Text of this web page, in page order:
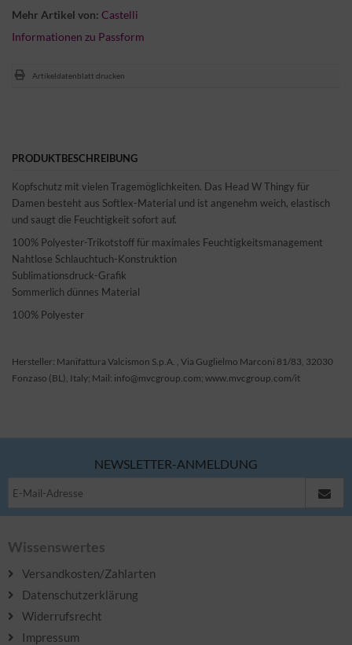
Mehr Artikel von: Castelli
Informationen zu Passform
Artikeldatenblatt drucken
PRODUKTBESCHREIBUNG
Kopfschutz mit vielen Tragemöglichkeiten. Das Head W Thingy für
Damen besteht aus Softlex-Material und ist angenehm weich, elastisch
und saugt die Feuchtigkeit sofort auf.
100% Polyester-Trikotstoff für maximales Feuchtigkeitsmanagement
Nahtlose Schlauchtuch-Konstruktion
Sublimationsdruck-Grafik
Sommerlich dünnes Material
100% Polyester
Hersteller: Manifattura Valcismon S.p.A. , Via Guglielmo Marconi 81/83, 32030
Fonzaso (BL), Italy; Mail: info@mvcgroup.com; www.mvcgroup.com/it
NEWSLETTER-ANMELDUNG
Wissenswertes
Versandkosten/Zahlarten
Datenschutzerklärung
Widerrufsrecht
Impressum